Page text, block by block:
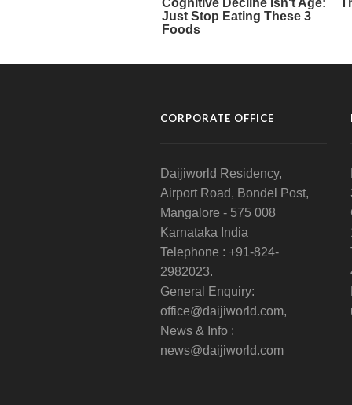
CORPORATE OFFICE
Daijiworld Residency,
Airport Road, Bondel Post,
Mangalore - 575 008
Karnataka India
Telephone : +91-824-
2982023.
General Enquiry:
office@daijiworld.com,
News & Info :
news@daijiworld.com